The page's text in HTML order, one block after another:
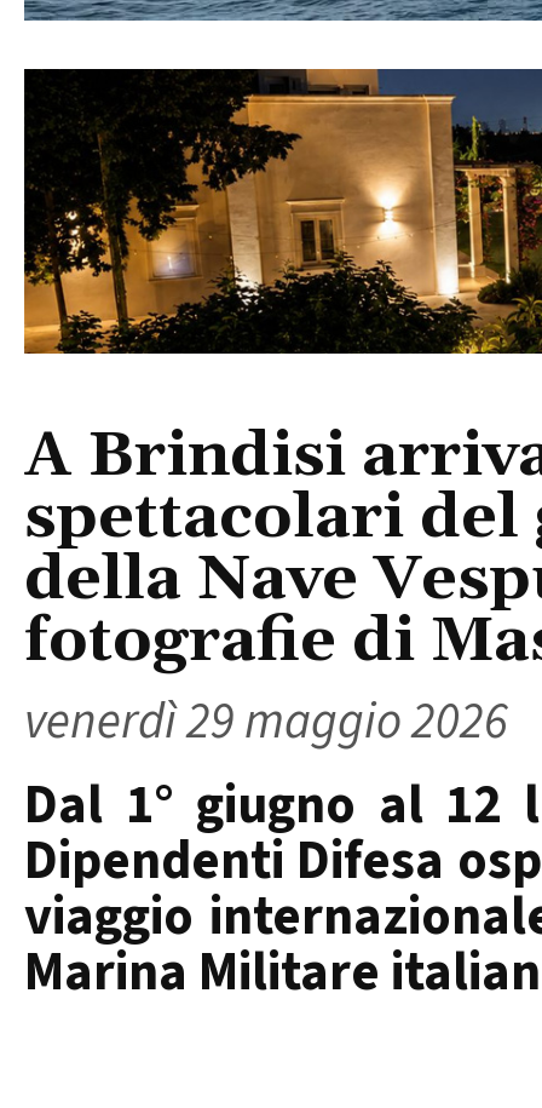
A Brindisi
spettacolari
della Nave
fotografie di
venerdì 29 maggio 2026
Dal 1° giugno al 12
Dipendenti Difesa
viaggio
Marina Militare